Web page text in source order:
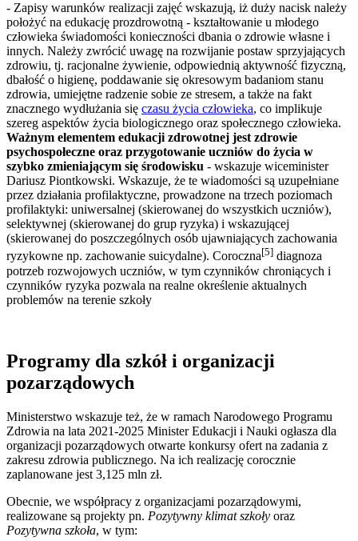
- Zapisy warunków realizacji zajęć wskazują, iż duży nacisk należy
położyć na edukację prozdrowotną - kształtowanie u młodego
człowieka świadomości konieczności dbania o zdrowie własne i
innych. Należy zwrócić uwagę na rozwijanie postaw sprzyjających
zdrowiu, tj. racjonalne żywienie, odpowiednią aktywność fizyczną,
dbałość o higienę, poddawanie się okresowym badaniom stanu
zdrowia, umiejętne radzenie sobie ze stresem, a także na fakt
znacznego wydłużania się czasu życia człowieka, co implikuje
szereg aspektów życia biologicznego oraz społecznego człowieka.
Ważnym elementem edukacji zdrowotnej jest zdrowie
psychospołeczne oraz przygotowanie uczniów do życia w
szybko zmieniającym się środowisku - wskazuje wiceminister
Dariusz Piontkowski. Wskazuje, że te wiadomości są uzupełniane
przez działania profilaktyczne, prowadzone na trzech poziomach
profilaktyki: uniwersalnej (skierowanej do wszystkich uczniów),
selektywnej (skierowanej do grup ryzyka) i wskazującej
(skierowanej do poszczególnych osób ujawniających zachowania
ryzykowne np. zachowanie suicydalne). Coroczna[5] diagnoza
potrzeb rozwojowych uczniów, w tym czynników chroniących i
czynników ryzyka pozwala na realne określenie aktualnych
problemów na terenie szkoły
Programy dla szkół i organizacji
pozarządowych
Ministerstwo wskazuje też, że w ramach Narodowego Programu
Zdrowia na lata 2021-2025 Minister Edukacji i Nauki ogłasza dla
organizacji pozarządowych otwarte konkursy ofert na zadania z
zakresu zdrowia publicznego. Na ich realizację corocznie
zaplanowane jest 3,125 mln zł.
Obecnie, we współpracy z organizacjami pozarządowymi,
realizowane są projekty pn. Pozytywny klimat szkoły oraz
Pozytywna szkoła, w tym: